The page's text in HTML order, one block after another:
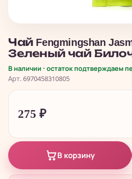
Чай Fengmingshan
Зеленый чай
В наличии · остаток подтверждаем
Арт. 6970458310805
275 ₽
В корзину